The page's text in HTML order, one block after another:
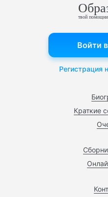
твой
Краткие
Войти
Регистрация